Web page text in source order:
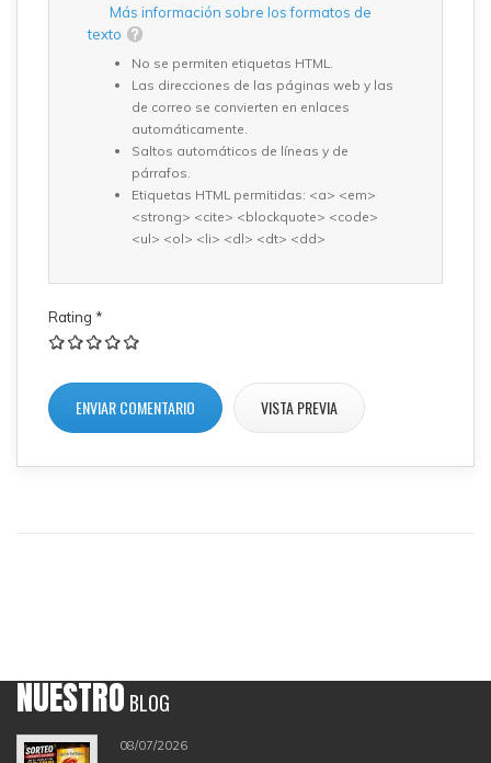
Más información sobre los formatos de
texto
No se permiten etiquetas HTML.
Las direcciones de las páginas web y las
de correo se convierten en enlaces
automáticamente.
Saltos automáticos de líneas y de
párrafos.
Etiquetas HTML permitidas: <a> <em>
<strong> <cite> <blockquote> <code>
<ul> <ol> <li> <dl> <dt> <dd>
Rating *
NUESTROBLOG
08/07/2026